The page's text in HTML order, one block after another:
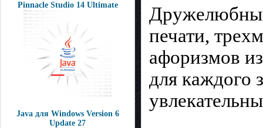
Pinnacle Studio 14 Ultimate
Java для Windows Version 6
Update 27
печати,
афоризмов
для каждого